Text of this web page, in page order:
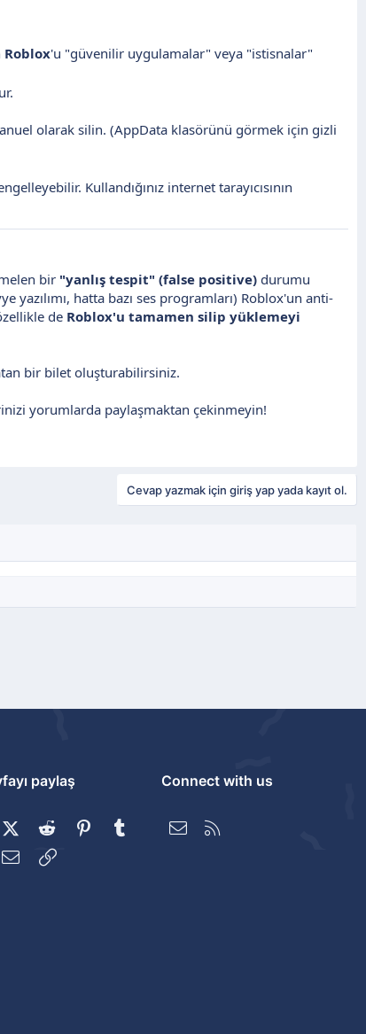
Roblox'u "güvenilir uygulamalar" veya "istisnalar"
olarak silin. (AppData klasörünü görmek için gizli
Kullandığınız internet tarayıcısının
bir "yanlış tespit" (false positive) durumu
yazılımı, hatta bazı ses programları) Roblox'un anti-
de Roblox'u tamamen silip yüklemeyi
bir bilet oluşturabilirsiniz.
yorumlarda paylaşmaktan çekinmeyin!
Cevap yazmak için giriş yap yada kayıt ol.
paylaş
X (Twitter)
Reddit PinterestTumblr
E-posta
Connect with us
Bize ulaşın